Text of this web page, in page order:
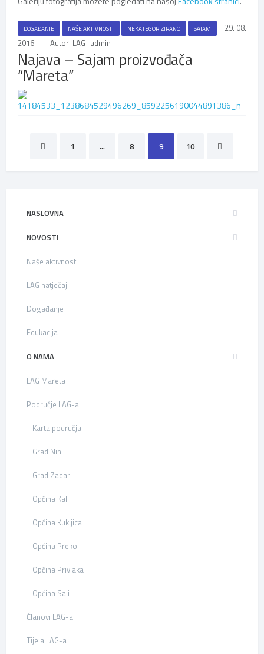
DOGAĐANJE NAŠE AKTIVNOSTI NEKATEGORIZIRANO SAJAM
29. 08.
2016.
Autor: LAG_admin
Najava – Sajam proizvođača
“Mareta”
Brojevi 1 … 8 9 10
NASLOVNA
NOVOSTI
Naše aktivnosti
LAG natječaji
Događanje
Edukacija
O NAMA
LAG Mareta
Područje LAG-a
Karta područja
Grad Nin
Grad Zadar
Općina Kali
Općina Kukljica
Općina Preko
Općina Privlaka
Općina Sali
Članovi LAG-a
Tijela LAG-a